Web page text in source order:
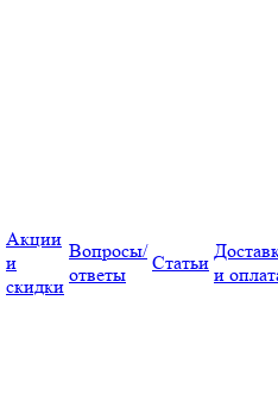
Акции
и
скидки
Вопросы/
ответы
Статьи
и